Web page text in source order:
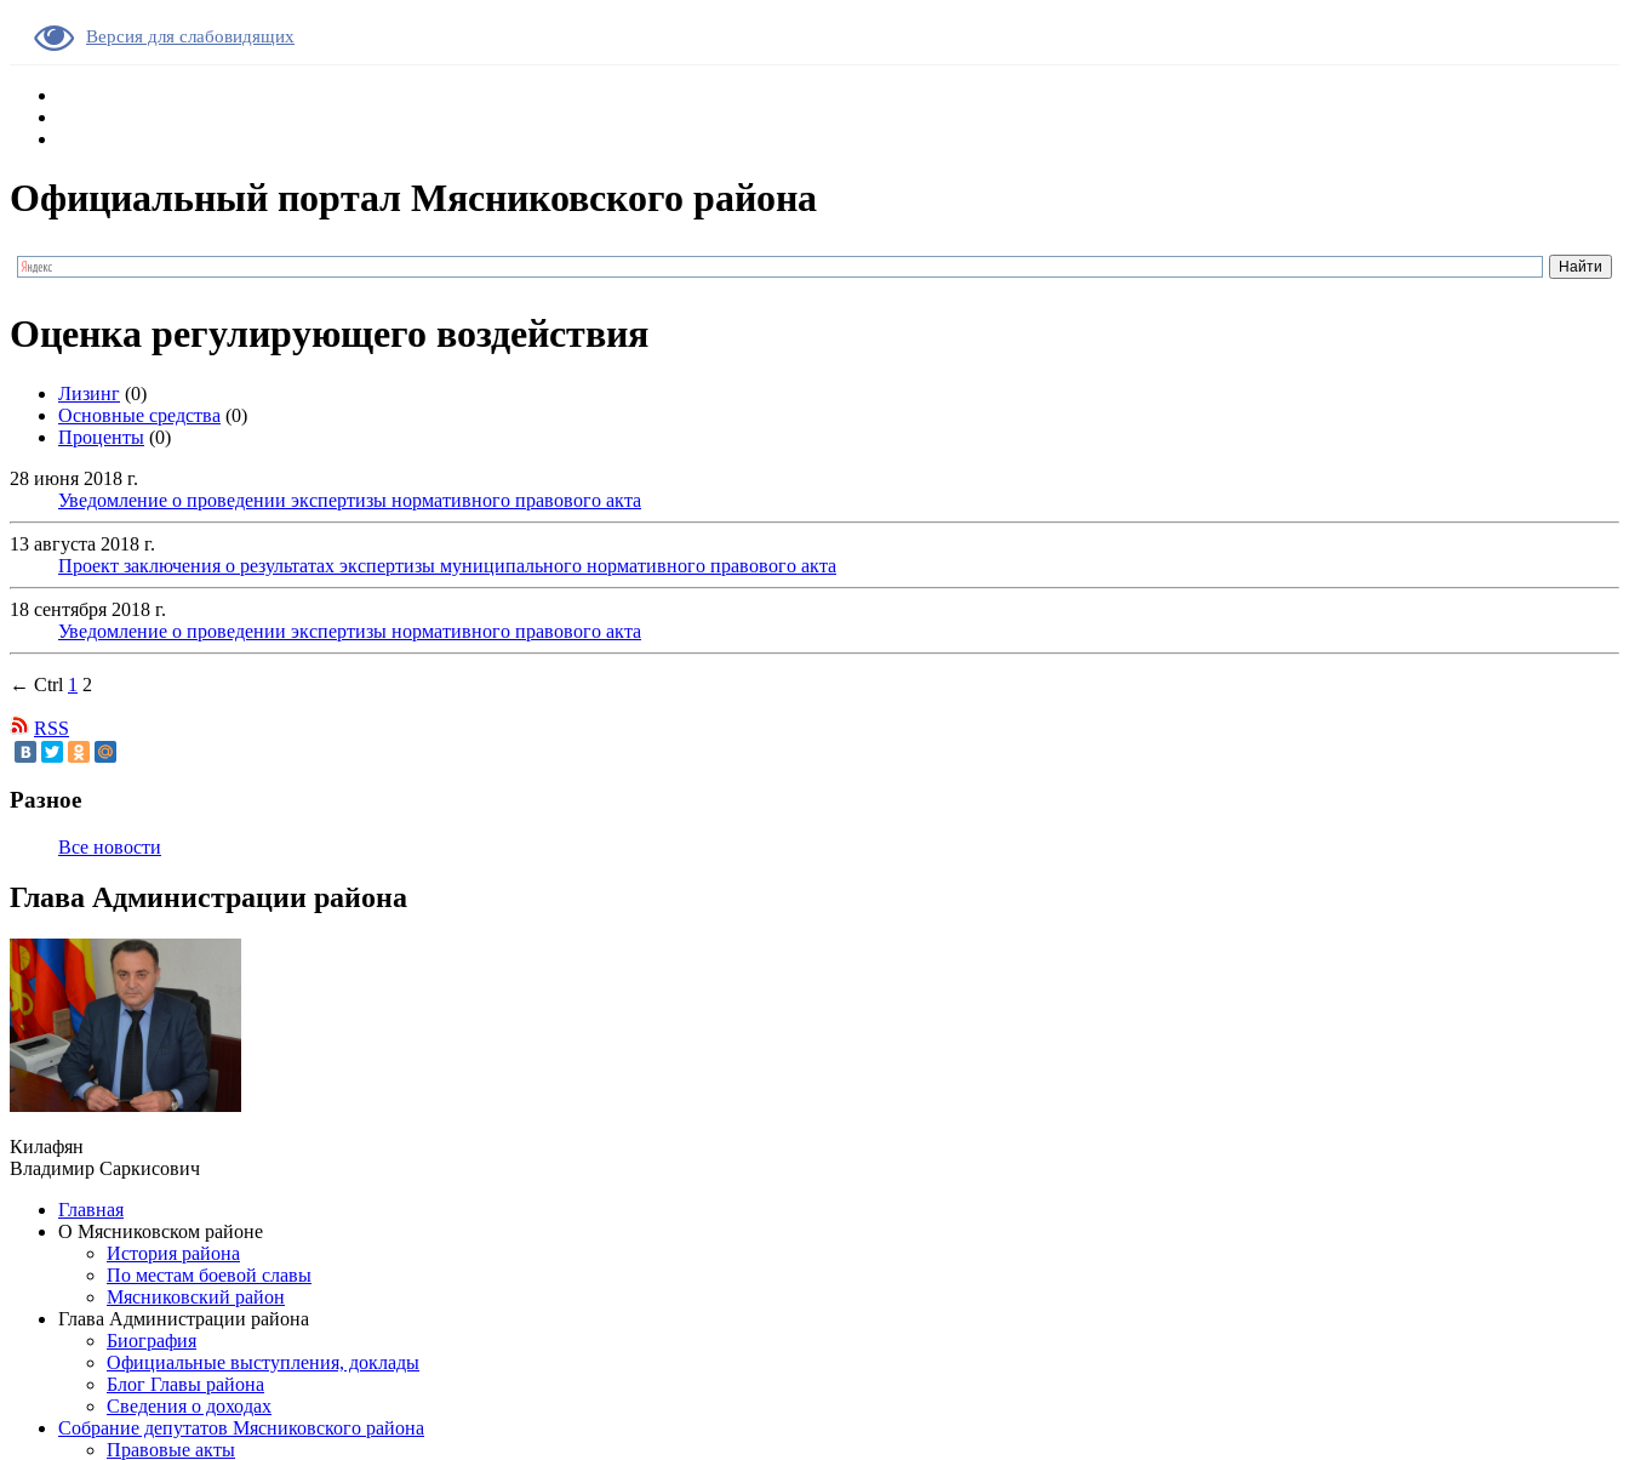
Версия для слабовидящих
Официальный портал Мясниковского района
Оценка регулирующего воздействия
Лизинг (0)
Основные средства (0)
Проценты (0)
28 июня 2018 г.
Уведомление о проведении экспертизы нормативного правового акта
13 августа 2018 г.
Проект заключения о результатах экспертизы муниципального нормативного правового акта
18 сентября 2018 г.
Уведомление о проведении экспертизы нормативного правового акта
← Ctrl 1 2
RSS
Разное
Все новости
Глава Администрации района
Килафян
Владимир Саркисович
Главная
О Мясниковском районе
История района
По местам боевой славы
Мясниковский район
Глава Администрации района
Биография
Официальные выступления, доклады
Блог Главы района
Сведения о доходах
Собрание депутатов Мясниковского района
Правовые акты